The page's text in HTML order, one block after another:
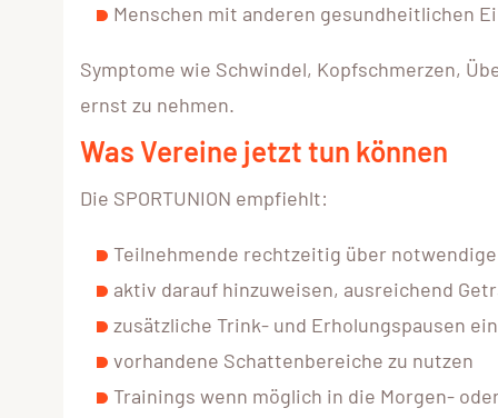
Menschen mit anderen gesundheitlichen
Symptome wie Schwindel, Kopfschmerzen,
ernst zu nehmen.
Was Vereine jetzt tun können
Die SPORTUNION empfiehlt:
Teilnehmende rechtzeitig über
aktiv darauf hinzuweisen, ausreichend
zusätzliche Trink- und Erholungspausen
vorhandene Schattenbereiche zu nutzen
Trainings wenn möglich in die Morgen-